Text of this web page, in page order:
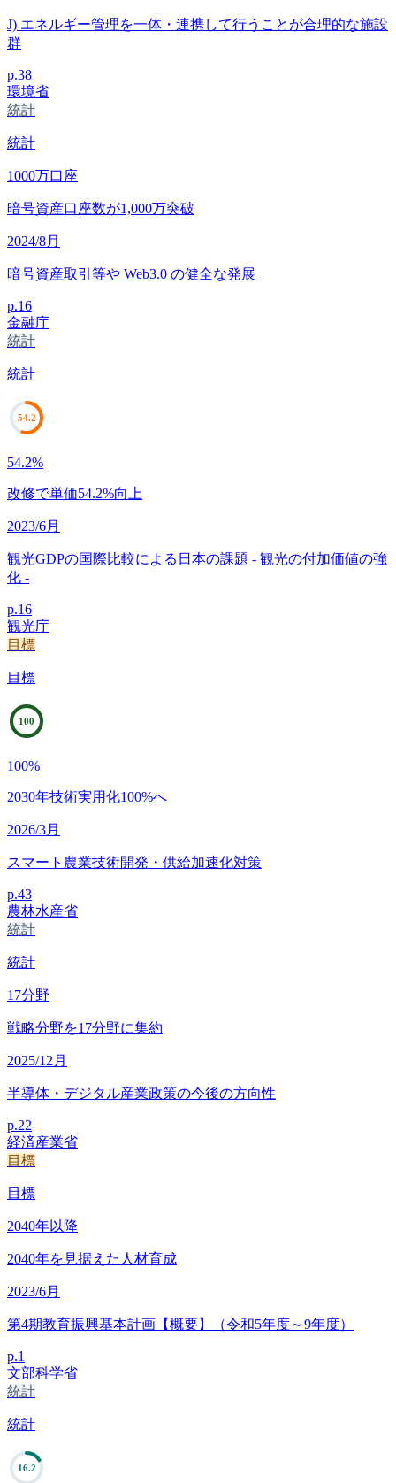
J) エネルギー管理を一体・連携して行うことが合理的な施設
群
p.38
環境省
統計
統計
1000万口座
暗号資産口座数が1,000万突破
2024/8月
暗号資産取引等や Web3.0 の健全な発展
p.16
金融庁
統計
統計
54.2
54.2%
改修で単価54.2%向上
2023/6月
観光GDPの国際比較による日本の課題 - 観光の付加価値の強
化 -
p.16
観光庁
目標
目標
100
100%
2030年技術実用化100%へ
2026/3月
スマート農業技術開発・供給加速化対策
p.43
農林水産省
統計
統計
17分野
戦略分野を17分野に集約
2025/12月
半導体・デジタル産業政策の今後の方向性
p.22
経済産業省
目標
目標
2040年以降
2040年を見据えた人材育成
2023/6月
第4期教育振興基本計画【概要】（令和5年度～9年度）
p.1
文部科学省
統計
統計
16.2